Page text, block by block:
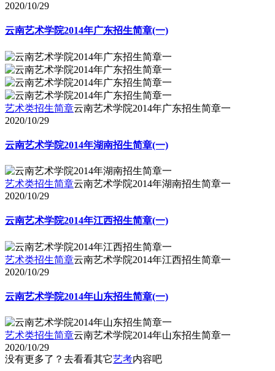
2020/10/29
云南艺术学院2014年广东招生简章(一)
艺术类招生简章云南艺术学院2014年广东招生简章一
2020/10/29
云南艺术学院2014年湖南招生简章(一)
艺术类招生简章云南艺术学院2014年湖南招生简章一
2020/10/29
云南艺术学院2014年江西招生简章(一)
艺术类招生简章云南艺术学院2014年江西招生简章一
2020/10/29
云南艺术学院2014年山东招生简章(一)
艺术类招生简章云南艺术学院2014年山东招生简章一
2020/10/29
没有更多了？去看看其它艺考内容吧